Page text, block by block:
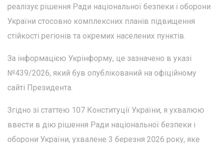
реалізує рішення Ради національної безпеки і оборони
України стосовно комплексних планів підвищення
стійкості регіонів та окремих населених пунктів.
За інформацією Укрінформу, це зазначено в указі
№439/2026, який був опублікований на офіційному
сайті Президента.
Згідно зі статтею 107 Конституції України, я ухвалюю
ввести в дію рішення Ради національної безпеки і
оборони України, ухвалене 3 березня 2026 року, яке